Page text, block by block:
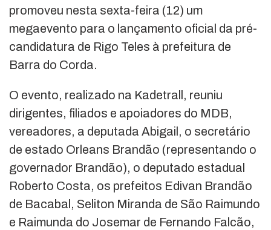
promoveu nesta sexta-feira (12) um
megaevento para o lançamento oficial da pré-
candidatura de Rigo Teles à prefeitura de
Barra do Corda.
O evento, realizado na Kadetrall, reuniu
dirigentes, filiados e apoiadores do MDB,
vereadores, a deputada Abigail, o secretário
de estado Orleans Brandão (representando o
governador Brandão), o deputado estadual
Roberto Costa, os prefeitos Edivan Brandão
de Bacabal, Seliton Miranda de São Raimundo
e Raimunda do Josemar de Fernando Falcão,